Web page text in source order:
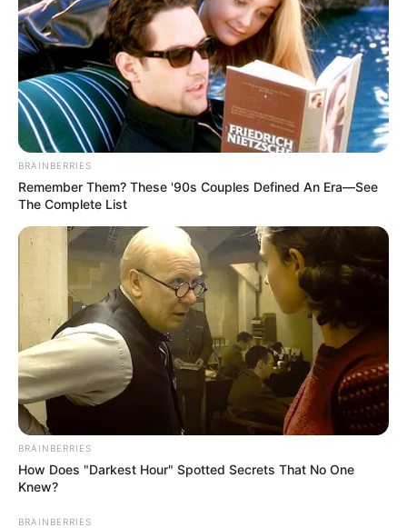
BRAINBERRIES
Remember Them? These '90s Couples Defined An Era—See
The Complete List
BRAINBERRIES
How Does "Darkest Hour" Spotted Secrets That No One
Knew?
BRAINBERRIES